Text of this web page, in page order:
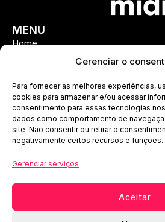
Gerenciar o
Para fornecer as melhores experiências,
cookies para armazenar e/ou acessar
consentimento para essas tecnologias
dados como comportamento de
site. Não consentir ou retirar o
negativamente certos recursos e funções.
Gerenciar serviços
Aceitar
MENU
Home
Serviços
Infoprodutos
Blog
FALE CONOSCO
contato@atenamidia.com.br
Joinville, SC